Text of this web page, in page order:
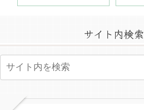
サイト内検索